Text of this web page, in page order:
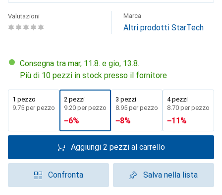
Valutazioni Marca
Altri prodotti StarTech
Consegna tra mar, 11.8. e gio, 13.8.
Più di 10 pezzi in stock presso il fornitore
1 pezzo
CHF
9.75 per pezzo
2 pezzi
CHF
9.20 per pezzo
−6%
3 pezzi
CHF
8.95 per pezzo
−8%
4 pezzi
CHF
8.70 per pezzo
−11%
Aggiungi 2 pezzi al carrello
Confronta Salva nella lista